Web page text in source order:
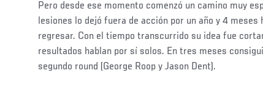
Pero desde ese momento comenzó un camino muy
lesiones lo dejó fuera de acción por un año y 4 meses
regresar. Con el tiempo transcurrido su idea fue
resultados hablan por sí solos. En tres meses
segundo round (George Roop y Jason Dent).